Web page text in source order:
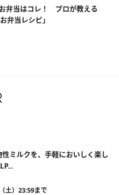
弁当はコレ！ プロが教える
弁当レシピ」
性ミルクを、手軽においしく楽し
土）23:59まで